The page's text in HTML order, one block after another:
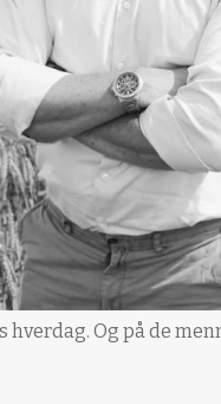
Og på de